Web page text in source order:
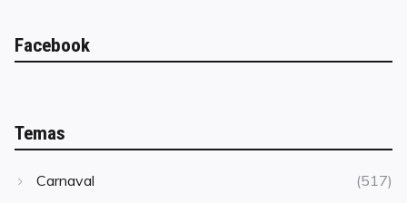
Facebook
Temas
Carnaval
(517)